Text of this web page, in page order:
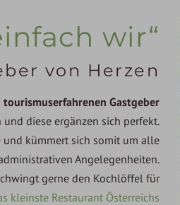
wir“
von Herzen
tourismuserfahrenen Gastgeber
und diese ergänzen sich perfekt.
und kümmert sich somit um alle
Angelegenheiten.
gerne den Kochlöffel für
kleinste Restaurant Österreichs